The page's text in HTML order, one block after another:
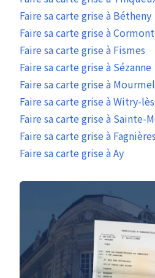
Faire sa carte grise à Bétheny
Faire sa carte grise à
Faire sa carte grise à Fismes
Faire sa carte grise à Sézanne
Faire sa carte grise à
Faire sa carte grise à Witry-
Faire sa carte grise à Sainte-
Faire sa carte grise à Fagnières
Faire sa carte grise à Ay